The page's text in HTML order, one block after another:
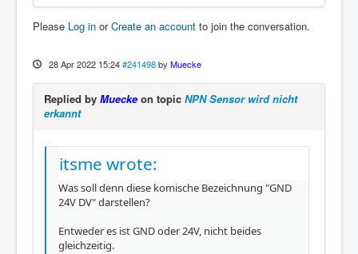
Please Log in orCreate an account to join the conversation.
28 Apr 2022 15:24 #241498 by Muecke
Replied by Mueckeon topic NPN Sensor wird nicht
erkannt
itsme wrote:
Was soll denn diese komische Bezeichnung "GND
24V DV" darstellen?
Entweder es ist GND oder 24V, nicht beides
gleichzeitig.